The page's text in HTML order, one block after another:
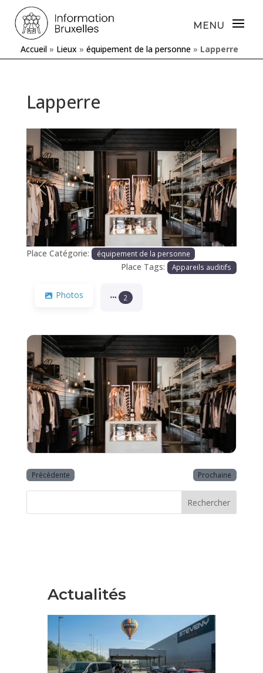
Accueil » Lieux » équipement de la personne » Lapperre
Lapperre
Précédente Prochaine
Place Catégorie: équipement de la personne
Place Tags: Appareils auditifs
Photos 2
Précédente Prochaine
Rechercher
Actualités